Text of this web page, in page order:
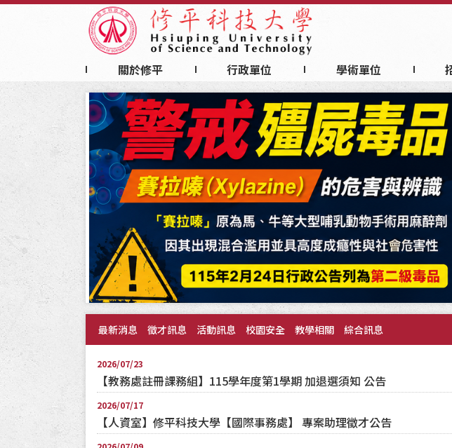
區
塊
:::
關於修平 行政單位 學術單位
:::
最新消息 徵才訊息 活動訊息 校園安全 教學相關 綜合訊息
2026/07/23
【教務處註冊課務組】115學年度第1學期 加退選須知 公告
2026/07/17
【人資室】修平科技大學【國際事務處】 專案助理徵才公告